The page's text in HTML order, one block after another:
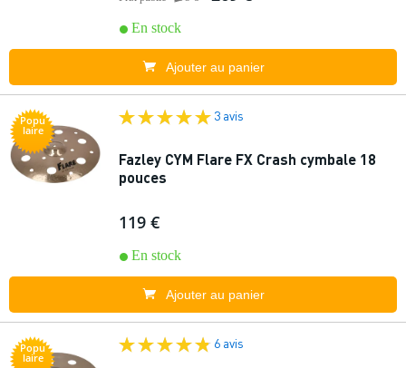
En stock
Ajouter au panier
Popu
laire
3 avis
Fazley CYM Flare FX Crash cymbale 18
pouces
119 €
En stock
Ajouter au panier
Popu
laire
6 avis